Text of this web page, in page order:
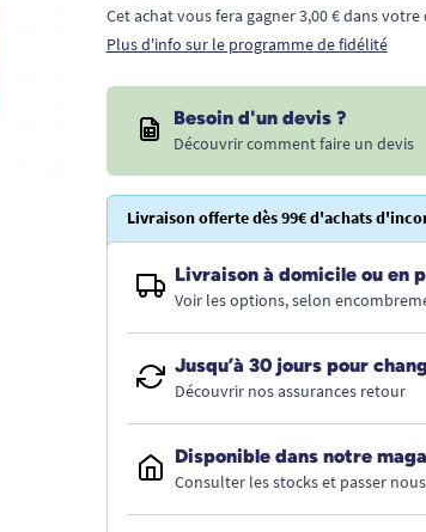
Cet achat vous fera gagner 3,00 € dans votre
Plus d'info sur le programme de fidélité
Besoin d'un devis ?
Découvrir comment faire un devis
Livraison offerte dès 99€ d'achats
Livraison à domicile ou en
Voir les options, selon
Jusqu’à 30 jours pour
Découvrir nos assurances retour
Disponible dans notre
Consulter les stocks et passer